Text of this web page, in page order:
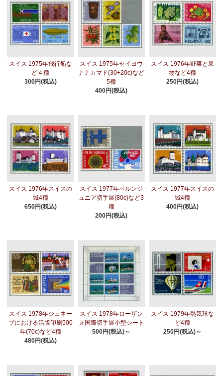
スイス 1975年飛行船な
ど４種
300円(税込)
スイス 1975年セイヨウ
ナナカマド(30+20c)など
5種
400円(税込)
スイス 1976年野菜と果
物など4種
250円(税込)
スイス 1976年スイスの
城4種
650円(税込)
スイス 1977年ベルンジ
ュニア切手展(80c)など3
種
200円(税込)
スイス 1977年スイスの
城4種
400円(税込)
スイス 1978年ジュネー
ブにおける活版印刷500
年(70c)など4種
480円(税込)
スイス 1978年ローザン
ヌ国際切手展小型シート
500円(税込)～
スイス 1979年熱気球な
ど4種
250円(税込)～